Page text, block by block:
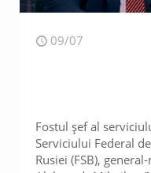
09/07
Fostul șef al
Serviciului Federal
Rusiei (FSB),